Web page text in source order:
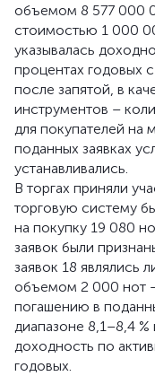
объемом 8 577 000
стоимостью 1 000
указывалась
процентах годовых
после запятой, в
инструментов –
для покупателей на
поданных заявках
устанавливались.
В торгах приняли
торговую систему
на покупку 19 080
заявок были
заявок 18 являлись
объемом 2 000 нот
погашению в
диапазоне 8,1–8,4
доходность по
годовых.